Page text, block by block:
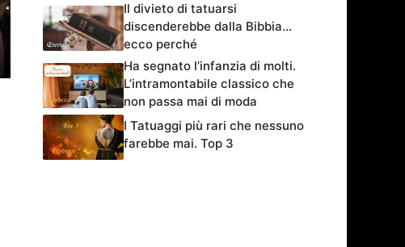
Il divieto di tatuarsi
discenderebbe dalla Bibbia…
ecco perché
Ha segnato l’infanzia di molti.
L’intramontabile classico che
non passa mai di moda
I Tatuaggi più rari che nessuno
farebbe mai. Top 3